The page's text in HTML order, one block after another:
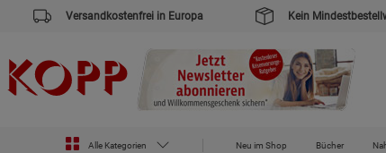
Versandkostenfrei in Europa Kein
Alle Kategorien Neu im Shop Bücher